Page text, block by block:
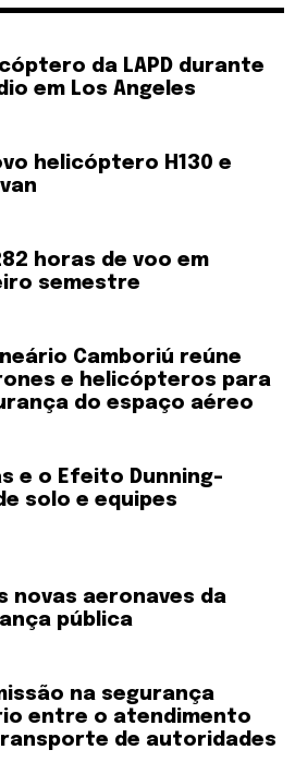
da LAPD durante
em Los Angeles
helicóptero H130 e
horas de voo em
semestre
Camboriú reúne
e helicópteros para
do espaço aéreo
e o Efeito Dunning-
solo e equipes
novas aeronaves da
pública
na segurança
entre o atendimento
de autoridades